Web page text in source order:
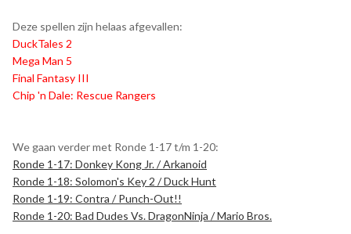
Deze spellen zijn helaas afgevallen:
DuckTales 2
Mega Man 5
Final Fantasy III
Chip 'n Dale: Rescue Rangers
We gaan verder met Ronde 1-17 t/m 1-20:
Ronde 1-17: Donkey Kong Jr. / Arkanoid
Ronde 1-18: Solomon's Key 2 / Duck Hunt
Ronde 1-19: Contra / Punch-Out!!
Ronde 1-20: Bad Dudes Vs. DragonNinja / Mario Bros.